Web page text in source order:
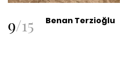
9/15 Benan Terzioğlu